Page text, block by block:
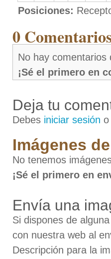
Posiciones:
0
No hay comentarios
¡Sé el primero en
Deja tu
Debes iniciar sesión
Imágenes
No tenemos
¡Sé el primero en
Envía una
Si dispones de
con nuestra web al
Descripción para la